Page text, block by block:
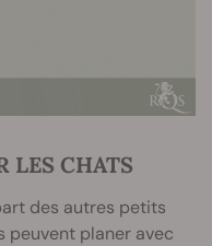
LES CHATS
des autres petits
peuvent planer avec